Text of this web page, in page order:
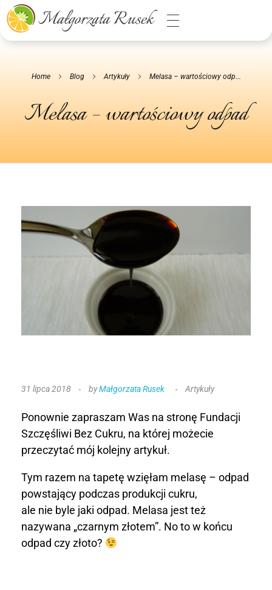
Małgorzata Rusek - dietetyk z pasją
Dietetyka kliniczna & Psychodietetyka
Home Blog Artykuły Melasa – wartościowy odp...
Melasa – wartościowy odpad
M
e
l
a
s
a
–
31 lipca 2018 byMałgorzata Rusek Artykuły
Ponownie zapraszam Was na stronę Fundacji
Szczęśliwi Bez Cukru, na której możecie
przeczytać mój kolejny artykuł.
Tym razem na tapetę wzięłam melasę – odpad
powstający podczas produkcji cukru,
ale nie byle jaki odpad. Melasa jest też
nazywana „czarnym złotem”. No to w końcu
odpad czy złoto?